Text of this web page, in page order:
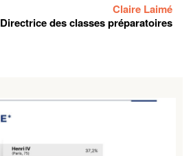
Claire Laimé
Directrice des classes préparatoires